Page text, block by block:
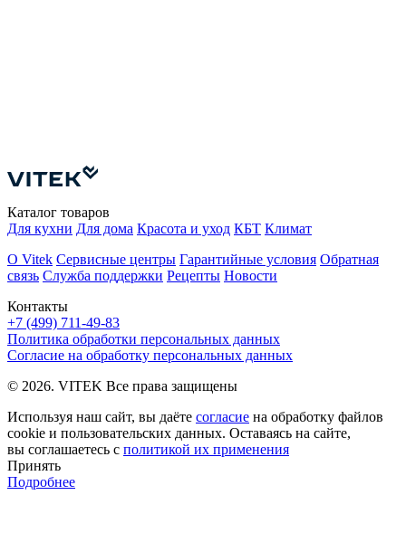
Контакты
+7 (499) 711-49-83
Каталог товаров
Для кухни Для дома Красота и уход КБТ Климат
О Vitek Сервисные центры Гарантийные условия Обратная
связь Служба поддержки Рецепты Новости
Политика обработки персональных данных
Согласие на обработку персональных данных
© 2026. VITEK Все права защищены
Используя наш сайт, вы даёте согласие на обработку файлов
cookie и пользовательских данных. Оставаясь на сайте,
вы соглашаетесь с политикой их применения
Принять
Подробнее